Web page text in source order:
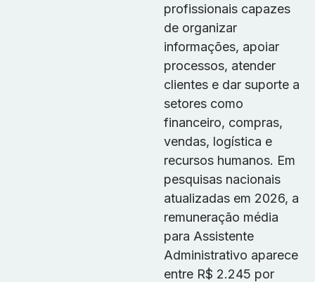
profissionais capazes
de organizar
informações, apoiar
processos, atender
clientes e dar suporte a
setores como
financeiro, compras,
vendas, logística e
recursos humanos. Em
pesquisas nacionais
atualizadas em 2026, a
remuneração média
para Assistente
Administrativo aparece
entre R$ 2.245 por